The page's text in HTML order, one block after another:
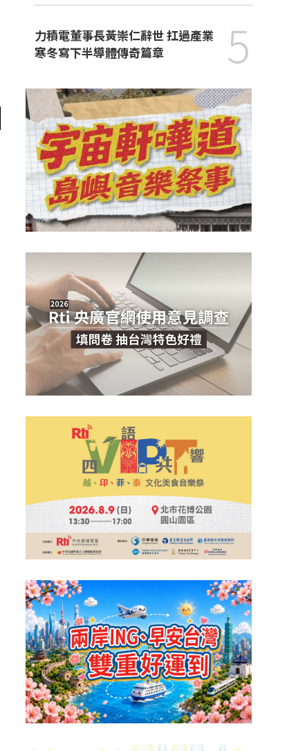
台大與優式機器人公司合
力積電董事長黃崇仁辭世 扛過產業
寒冬寫下半導體傳奇篇章
5